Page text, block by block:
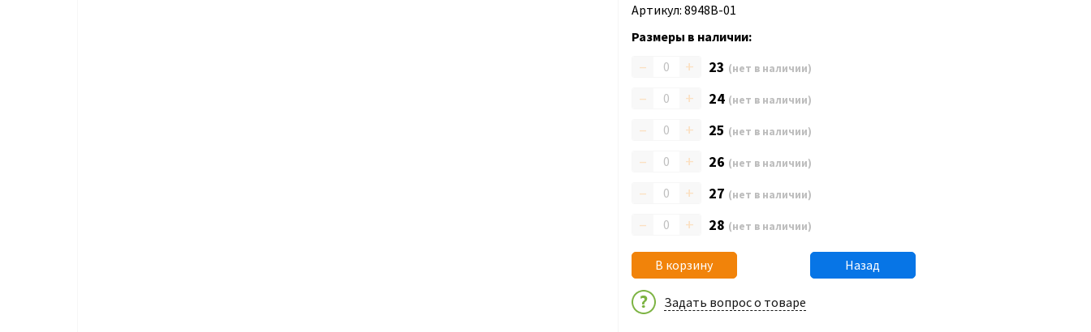
Артикул: 8948B-01
Размеры в наличии:
– + 23 (нет в наличии)
– + 24 (нет в наличии)
– + 25 (нет в наличии)
– + 26 (нет в наличии)
– + 27 (нет в наличии)
– + 28 (нет в наличии)
В корзину Назад
Задать вопрос о товаре